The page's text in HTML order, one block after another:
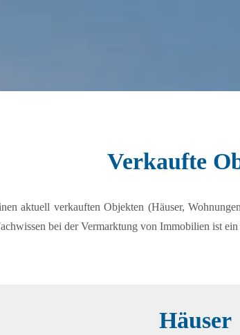
Verkaufte
aktuell verkauften Objekten (Häuser,
bei der Vermarktung von Immobilien ist
Häuser